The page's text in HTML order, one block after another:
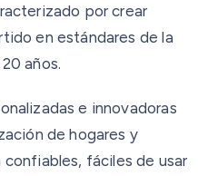
por crear
en estándares de la
años.
e innovadoras
de hogares y
fáciles de usar